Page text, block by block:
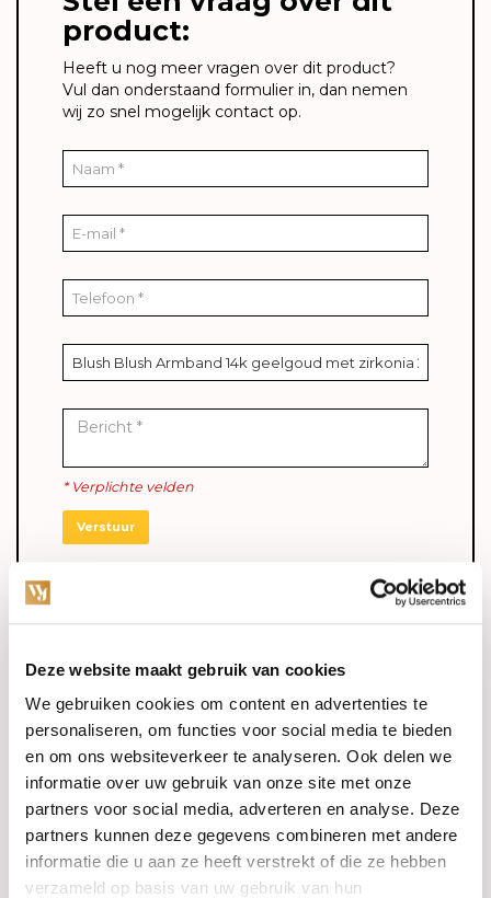
Deze website maakt gebruik van cookies
We gebruiken cookies om content en advertenties te
personaliseren, om functies voor social media te bieden
en om ons websiteverkeer te analyseren. Ook delen we
informatie over uw gebruik van onze site met onze
partners voor social media, adverteren en analyse. Deze
partners kunnen deze gegevens combineren met andere
informatie die u aan ze heeft verstrekt of die ze hebben
verzameld op basis van uw gebruik van hun
product:
Heeft u nog meer vragen over dit product?
Vul dan onderstaand formulier in, dan nemen
wij zo snel mogelijk contact op.
* Verplichte velden
Verstuur
Anderen kochten ook
Op voorraad Op voorraad